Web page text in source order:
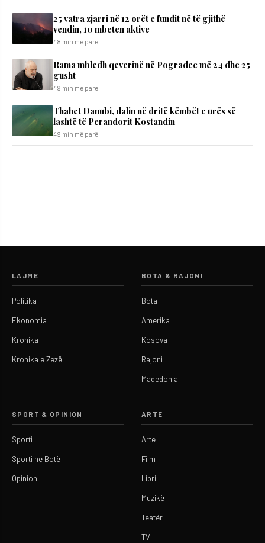
25 vatra zjarri në 12 orët e fundit në të gjithë
vendin, 10 mbeten aktive
48 min më parë
Rama mbledh qeverinë në Pogradec më 24 dhe 25
gusht
49 min më parë
Thahet Danubi, dalin në dritë këmbët e urës së
lashtë të Perandorit Kostandin
49 min më parë
LAJME
Politika
Ekonomia
Kronika
Kronika e Zezë
BOTA & RAJONI
Bota
Amerika
Kosova
Rajoni
Maqedonia
SPORT & OPINION
Sporti
Sporti në Botë
Opinion
ARTE
Arte
Film
Libri
Muzikë
Teatër
TV